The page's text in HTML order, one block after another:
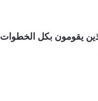
يقومون بكل الخطوات